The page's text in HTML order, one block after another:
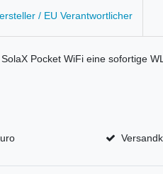
/ EU Verantwortlicher
Pocket WiFi eine sofortige